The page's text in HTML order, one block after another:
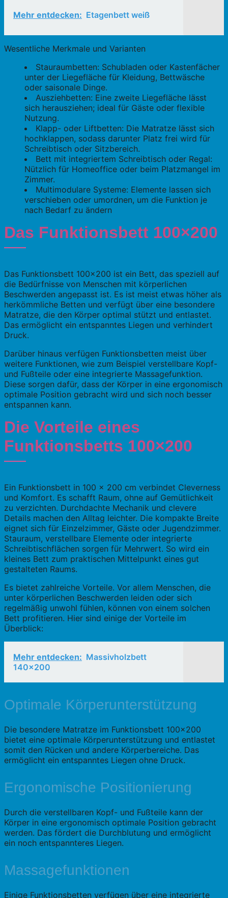
Mehr entdecken: Etagenbett weiß
Wesentliche Merkmale und Varianten
Stauraumbetten: Schubladen oder Kastenfächer
unter der Liegefläche für Kleidung, Bettwäsche
oder saisonale Dinge.
Ausziehbetten: Eine zweite Liegefläche lässt
sich herausziehen; ideal für Gäste oder flexible
Nutzung.
Klapp- oder Liftbetten: Die Matratze lässt sich
hochklappen, sodass darunter Platz frei wird für
Schreibtisch oder Sitzbereich.
Bett mit integriertem Schreibtisch oder Regal:
Nützlich für Homeoffice oder beim Platzmangel im
Zimmer.
Multimodulare Systeme: Elemente lassen sich
verschieben oder umordnen, um die Funktion je
nach Bedarf zu ändern
Das Funktionsbett 100×200
Das Funktionsbett 100×200 ist ein Bett, das speziell auf
die Bedürfnisse von Menschen mit körperlichen
Beschwerden angepasst ist. Es ist meist etwas höher als
herkömmliche Betten und verfügt über eine besondere
Matratze, die den Körper optimal stützt und entlastet.
Das ermöglicht ein entspanntes Liegen und verhindert
Druck.
Darüber hinaus verfügen Funktionsbetten meist über
weitere Funktionen, wie zum Beispiel verstellbare Kopf-
und Fußteile oder eine integrierte Massagefunktion.
Diese sorgen dafür, dass der Körper in eine ergonomisch
optimale Position gebracht wird und sich noch besser
entspannen kann.
Die Vorteile eines
Funktionsbetts 100×200
Ein Funktionsbett in 100 x 200 cm verbindet Cleverness
und Komfort. Es schafft Raum, ohne auf Gemütlichkeit
zu verzichten. Durchdachte Mechanik und clevere
Details machen den Alltag leichter. Die kompakte Breite
eignet sich für Einzelzimmer, Gäste oder Jugendzimmer.
Stauraum, verstellbare Elemente oder integrierte
Schreibtischflächen sorgen für Mehrwert. So wird ein
kleines Bett zum praktischen Mittelpunkt eines gut
gestalteten Raums.
Es bietet zahlreiche Vorteile. Vor allem Menschen, die
unter körperlichen Beschwerden leiden oder sich
regelmäßig unwohl fühlen, können von einem solchen
Bett profitieren. Hier sind einige der Vorteile im
Überblick:
Mehr entdecken: Massivholzbett
140x200
Optimale Körperunterstützung
Die besondere Matratze im Funktionsbett 100×200
bietet eine optimale Körperunterstützung und entlastet
somit den Rücken und andere Körperbereiche. Das
ermöglicht ein entspanntes Liegen ohne Druck.
Ergonomische Positionierung
Durch die verstellbaren Kopf- und Fußteile kann der
Körper in eine ergonomisch optimale Position gebracht
werden. Das fördert die Durchblutung und ermöglicht
ein noch entspannteres Liegen.
Massagefunktionen
Einige Funktionsbetten verfügen über eine integrierte